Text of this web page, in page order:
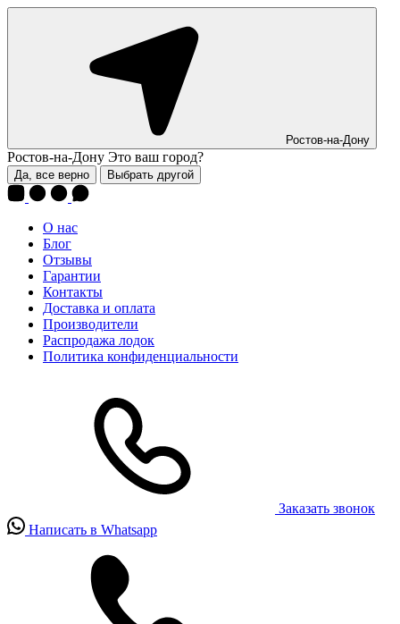
Ростов-на-Дону
Ростов-на-Дону Это ваш город?
Да, все верно Выбрать другой
О нас
Блог
Отзывы
Гарантии
Контакты
Доставка и оплата
Производители
Распродажа лодок
Политика конфиденциальности
Заказать звонок
Написать в Whatsapp